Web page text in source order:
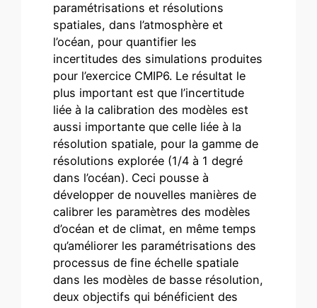
paramétrisations et résolutions
spatiales, dans l’atmosphère et
l’océan, pour quantifier les
incertitudes des simulations produites
pour l’exercice CMIP6. Le résultat le
plus important est que l’incertitude
liée à la calibration des modèles est
aussi importante que celle liée à la
résolution spatiale, pour la gamme de
résolutions explorée (1/4 à 1 degré
dans l’océan). Ceci pousse à
développer de nouvelles manières de
calibrer les paramètres des modèles
d’océan et de climat, en même temps
qu’améliorer les paramétrisations des
processus de fine échelle spatiale
dans les modèles de basse résolution,
deux objectifs qui bénéficient des